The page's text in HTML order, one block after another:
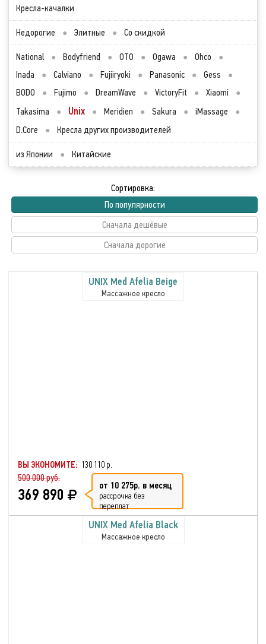
Кресла-качалки
Недорогие ● Элитные ● Со скидкой
National ● Bodyfriend ● OTO ● Ogawa ● Ohco
●
Inada
● Calviano ● Fujiiryoki ● Panasonic ● Gess
●
BODO
● Fujimo ● DreamWave ● VictoryFit ● Xiaomi
●
Takasima
● Unix ● Meridien ● Sakura ● iMassage
●
D.Core
● Кресла других производителей
из Японии ● Китайские
Сортировка:
По популярности
Сначала дешёвые
Сначала дорогие
UNIX Med Afelia Beige
Массажное кресло
ВЫ ЭКОНОМИТЕ: 130 110 р.
500 000 руб.
369 890 от 10 275р. в месяц
рассрочка без
переплат
UNIX Med Afelia Black
Массажное кресло